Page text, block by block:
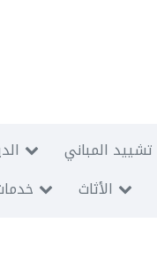
تشييد المباني
الأثاث